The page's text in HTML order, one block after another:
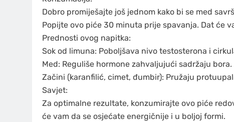
Dobro promiješajte još jednom kako bi se med
Popijte ovo piće 30 minuta prije spavanja. Dat će
Prednosti ovog napitka:
Sok od limuna: Poboljšava nivo testosterona i
Med: Reguliše hormone zahvaljujući sadržaju bora.
Začini (karanfilić, cimet, đumbir): Pružaju
Savjet:
Za optimalne rezultate, konzumirajte ovo piće
će vam da se osjećate energičnije i u boljoj formi.